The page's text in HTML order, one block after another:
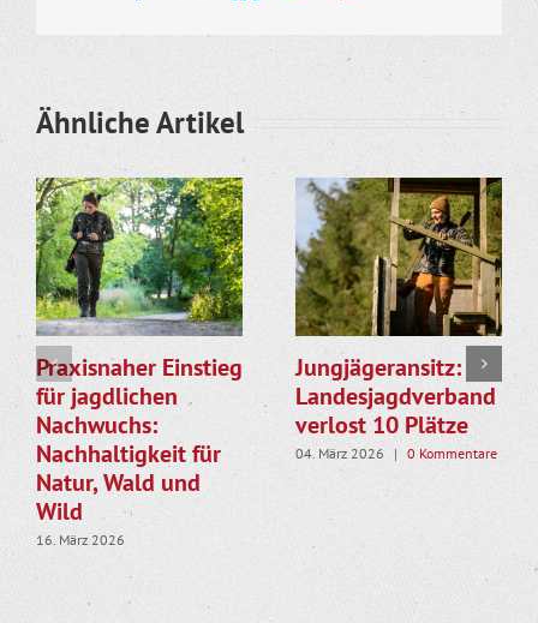
Ähnliche Artikel
Praxisnaher Einstieg
für jagdlichen
Nachwuchs:
Nachhaltigkeit für
Natur, Wald und
Wild
16. März 2026
Jungjägeransitz:
Landesjagdverband
verlost 10 Plätze
04. März 2026 | 0 Kommentare